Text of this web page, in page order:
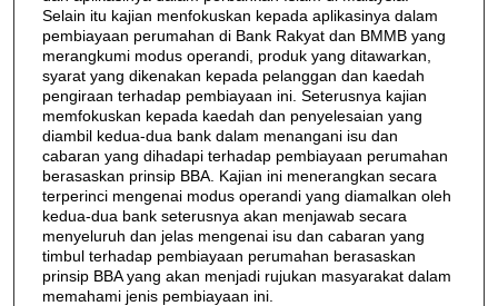
Selain itu kajian menfokuskan kepada aplikasinya dalam
pembiayaan perumahan di Bank Rakyat dan BMMB yang
merangkumi modus operandi, produk yang ditawarkan,
syarat yang dikenakan kepada pelanggan dan kaedah
pengiraan terhadap pembiayaan ini. Seterusnya kajian
memfokuskan kepada kaedah dan penyelesaian yang
diambil kedua-dua bank dalam menangani isu dan
cabaran yang dihadapi terhadap pembiayaan perumahan
berasaskan prinsip BBA. Kajian ini menerangkan secara
terperinci mengenai modus operandi yang diamalkan oleh
kedua-dua bank seterusnya akan menjawab secara
menyeluruh dan jelas mengenai isu dan cabaran yang
timbul terhadap pembiayaan perumahan berasaskan
prinsip BBA yang akan menjadi rujukan masyarakat dalam
memahami jenis pembiayaan ini.